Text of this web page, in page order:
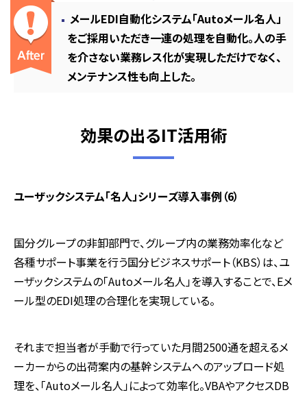
メールEDI自動化システム「Autoメール名人」
をご採用いただき一連の処理を自動化。人の手
を介さない業務レス化が実現しただけでなく、
メンテナンス性も向上した。
効果の出るIT活用術
ユーザックシステム「名人」シリーズ導入事例（6）
国分グループの非卸部門で、グループ内の業務効率化など
各種サポート事業を行う国分ビジネスサポート（KBS）は、ユ
ーザックシステムの「Autoメール名人」を導入することで、Eメ
ール型のEDI処理の合理化を実現している。
それまで担当者が手動で行っていた月間2500通を超えるメ
ーカーからの出荷案内の基幹システムへのアップロード処
理を、「Autoメール名人」によって効率化。VBAやアクセスDB